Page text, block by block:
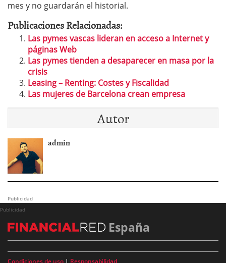
mes y no guardarán el historial.
Publicaciones Relacionadas:
Las pymes vascas lideran en acceso a Internet y
páginas Web
Las pymes tienden a desaparecer en masa por la
crisis
Leasing – Renting: Costes y Fiscalidad
Las mujeres de Barcelona crean empresa
Autor
admin
Publicidad
Publicidad
España
Condiciones de uso | Responsabilidad